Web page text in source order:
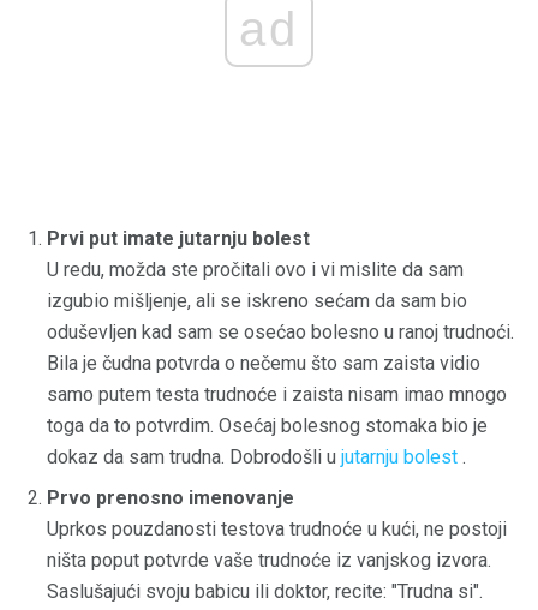
ad
Prvi put imate jutarnju bolest
U redu, možda ste pročitali ovo i vi mislite da sam
izgubio mišljenje, ali se iskreno sećam da sam bio
oduševljen kad sam se osećao bolesno u ranoj trudnoći.
Bila je čudna potvrda o nečemu što sam zaista vidio
samo putem testa trudnoće i zaista nisam imao mnogo
toga da to potvrdim. Osećaj bolesnog stomaka bio je
dokaz da sam trudna. Dobrodošli u jutarnju bolest .
Prvo prenosno imenovanje
Uprkos pouzdanosti testova trudnoće u kući, ne postoji
ništa poput potvrde vaše trudnoće iz vanjskog izvora.
Saslušajući svoju babicu ili doktor, recite: "Trudna si".